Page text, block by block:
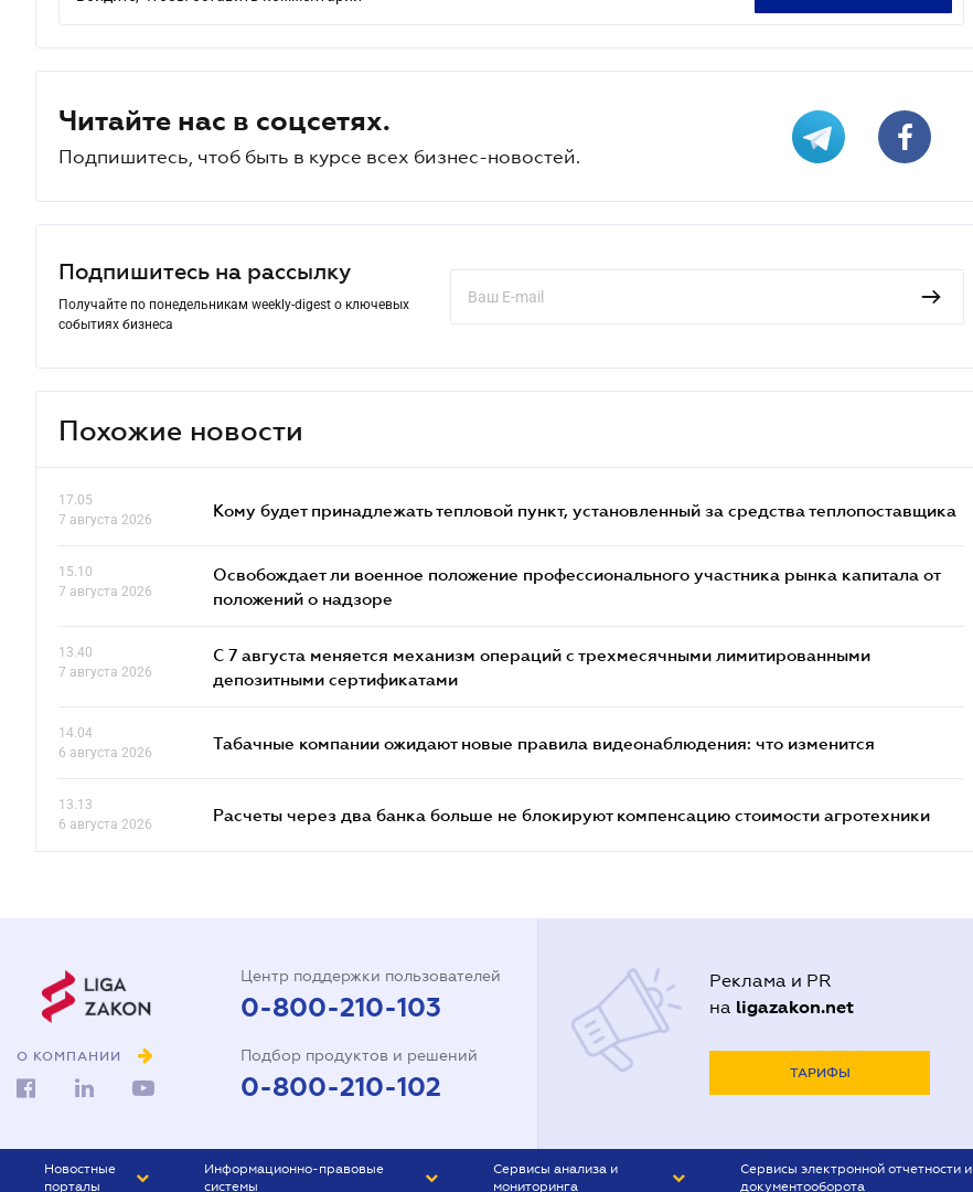
Читайте нас в соцсетях.
Подпишитесь, чтоб быть в курсе всех бизнес-новостей.
Подпишитесь на рассылку
Получайте по понедельникам weekly-digest о ключевых
событиях бизнеса
Похожие новости
17.05
7 августа 2026
Кому будет принадлежать тепловой пункт, установленный за средства теплопоставщика
15.10
7 августа 2026
Освобождает ли военное положение профессионального участника рынка капитала от
положений о надзоре
13.40
7 августа 2026
С 7 августа меняется механизм операций с трехмесячными лимитированными
депозитными сертификатами
14.04
6 августа 2026
Табачные компании ожидают новые правила видеонаблюдения: что изменится
13.13
6 августа 2026
Расчеты через два банка больше не блокируют компенсацию стоимости агротехники
О КОМПАНИИ
Центр поддержки пользователей
0-800-210-103
Подбор продуктов и решений
0-800-210-102
Реклама и PR
на ligazakon.net
ТАРИФЫ
Новостные
порталы
Информационно-правовые
системы
Сервисы анализа и
мониторинга
Сервисы электронной отчетности и
документооборота